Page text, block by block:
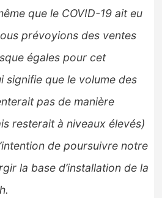
que le COVID-19 ait eu
prévoyions des ventes
égales pour cet
signifie que le volume des
pas de manière
resterait à niveaux élevés)
de poursuivre notre
la base d’installation de la